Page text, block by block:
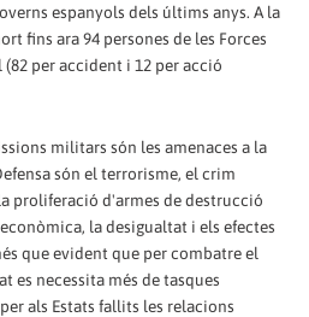
espanyols dels últims anys. A la
fins ara 94 persones de les Forces
per accident i 12 per acció
militars són les amenaces a la
són el terrorisme, el crim
proliferació d'armes de destrucció
la desigualtat i els efectes
que evident que per combatre el
es necessita més de tasques
als Estats fallits les relacions